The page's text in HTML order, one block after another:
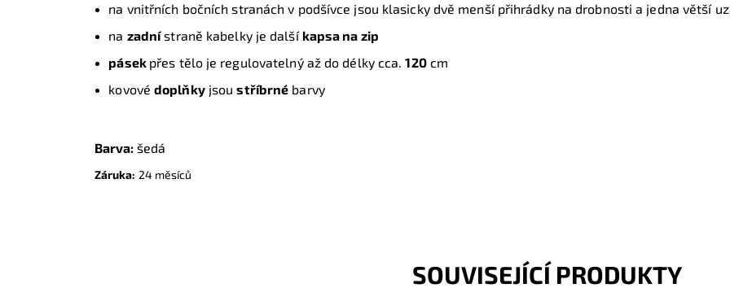
na vnitřních bočních stranách v podšívce jsou klasicky dvě menší přihrádky na drobnosti a jedna větší
na zadnístraně kabelky je další kapsa na zip
pásek přes tělo je regulovatelný až do délky cca.120cm
kovovédoplňkyjsoustříbrné barvy
Barva: šedá
Záruka: 24 měsíců
SOUVISEJÍCÍ PRODUKTY